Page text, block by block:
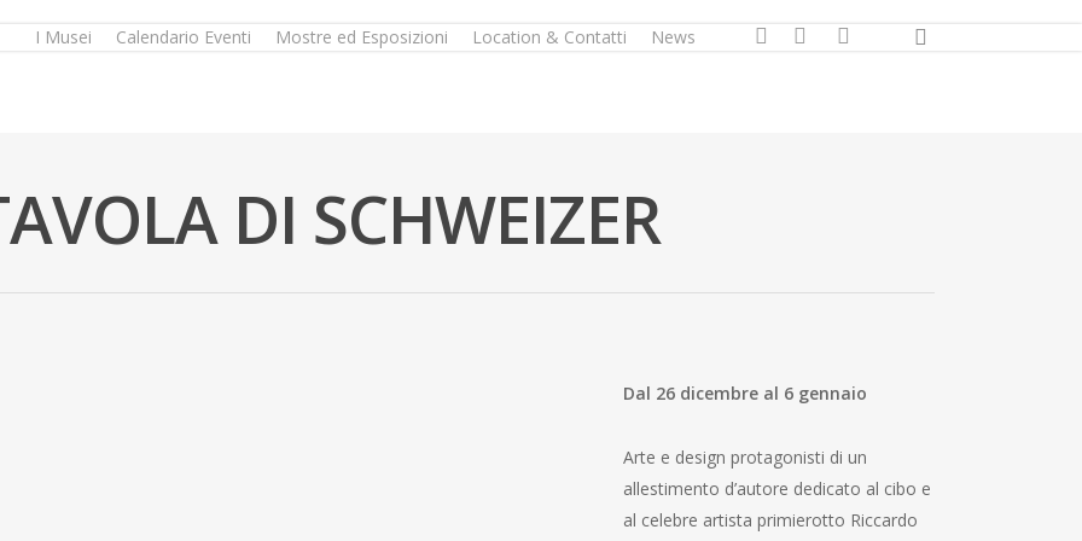
I Musei Calendario Eventi Mostre ed Esposizioni Location & Contatti News facebookyoutubeinstagram
DI SCHWEIZER
Dal 26 dicembre al 6 gennaio
Arte e design protagonisti di un
allestimento d’autore dedicato al cibo e
al celebre artista primierotto Riccardo